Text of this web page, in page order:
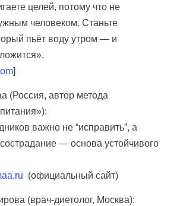
целей, потому что не
человеком. Станьте
пьёт воду утром — и
]
(Россия, автор метода
важно не “исправить”, а
— основа устойчивого
(официальный сайт)
(врач-диетолог, Москва):